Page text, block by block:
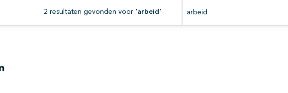
2 resultaten gevonden voor 'arbeid ' Zoeken binnen deze richtlijn